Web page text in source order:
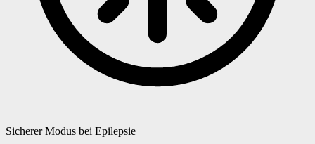
Sicherer Modus bei Epilepsie